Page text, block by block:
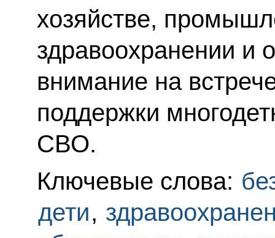
хозяйстве,
здравоохранении и
внимание на
поддержки
СВО.
Ключевые слова:
дети,